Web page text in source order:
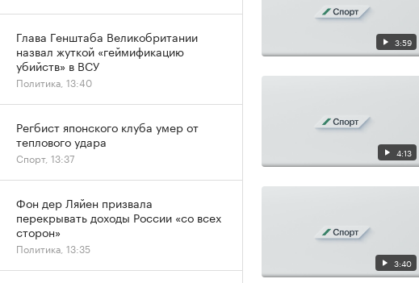
3:59
4:13
3:40
Глава Генштаба Великобритании
назвал жуткой «геймификацию
убийств» в ВСУ
Политика, 13:40
Регбист японского клуба умер от
теплового удара
Спорт, 13:37
Фон дер Ляйен призвала
перекрывать доходы России «со всех
сторон»
Политика, 13:35